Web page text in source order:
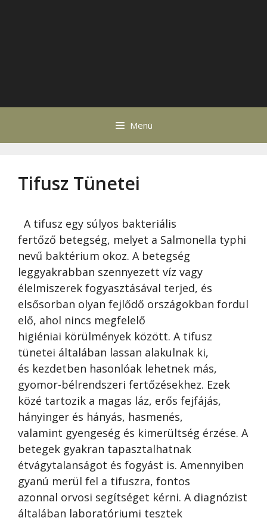
Menü
Tifusz Tünetei
A tifusz egy súlyos bakteriális
fertőző betegség, melyet a Salmonella typhi
nevű baktérium okoz. A betegség
leggyakrabban szennyezett víz vagy
élelmiszerek fogyasztásával terjed, és
elsősorban olyan fejlődő országokban fordul
elő, ahol nincs megfelelő
higiéniai körülmények között. A tifusz
tünetei általában lassan alakulnak ki,
és kezdetben hasonlóak lehetnek más,
gyomor-bélrendszeri fertőzésekhez. Ezek
közé tartozik a magas láz, erős fejfájás,
hányinger és hányás, hasmenés,
valamint gyengeség és kimerültség érzése. A
betegek gyakran tapasztalhatnak
étvágytalanságot és fogyást is. Amennyiben
gyanú merül fel a tifuszra, fontos
azonnal orvosi segítséget kérni. A diagnózist
általában laboratóriumi tesztek